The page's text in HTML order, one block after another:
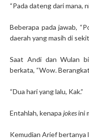
“Pada dateng dari mana,
Beberapa pada jawab,
daerah yang masih di
Saat Andi dan Wulan
berkata, “Wow.
“Dua hari yang lalu, Kak.”
Entahlah, kenapa jokesini
Kemudian Arief bertanya